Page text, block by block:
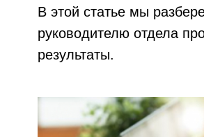
В этой статье мы
руководителю отдела
результаты.